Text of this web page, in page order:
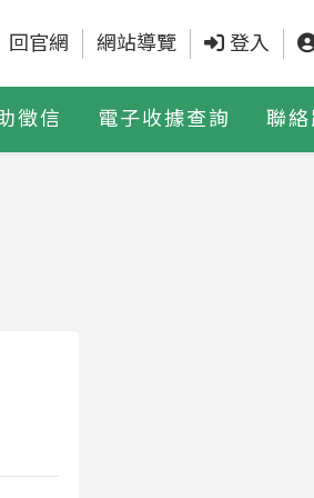
回官網 網站導覽 登入
徵信 電子收據查詢 聯絡